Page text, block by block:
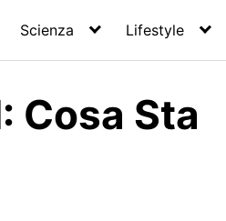
Scienza Lifestyle
Cosa Sta